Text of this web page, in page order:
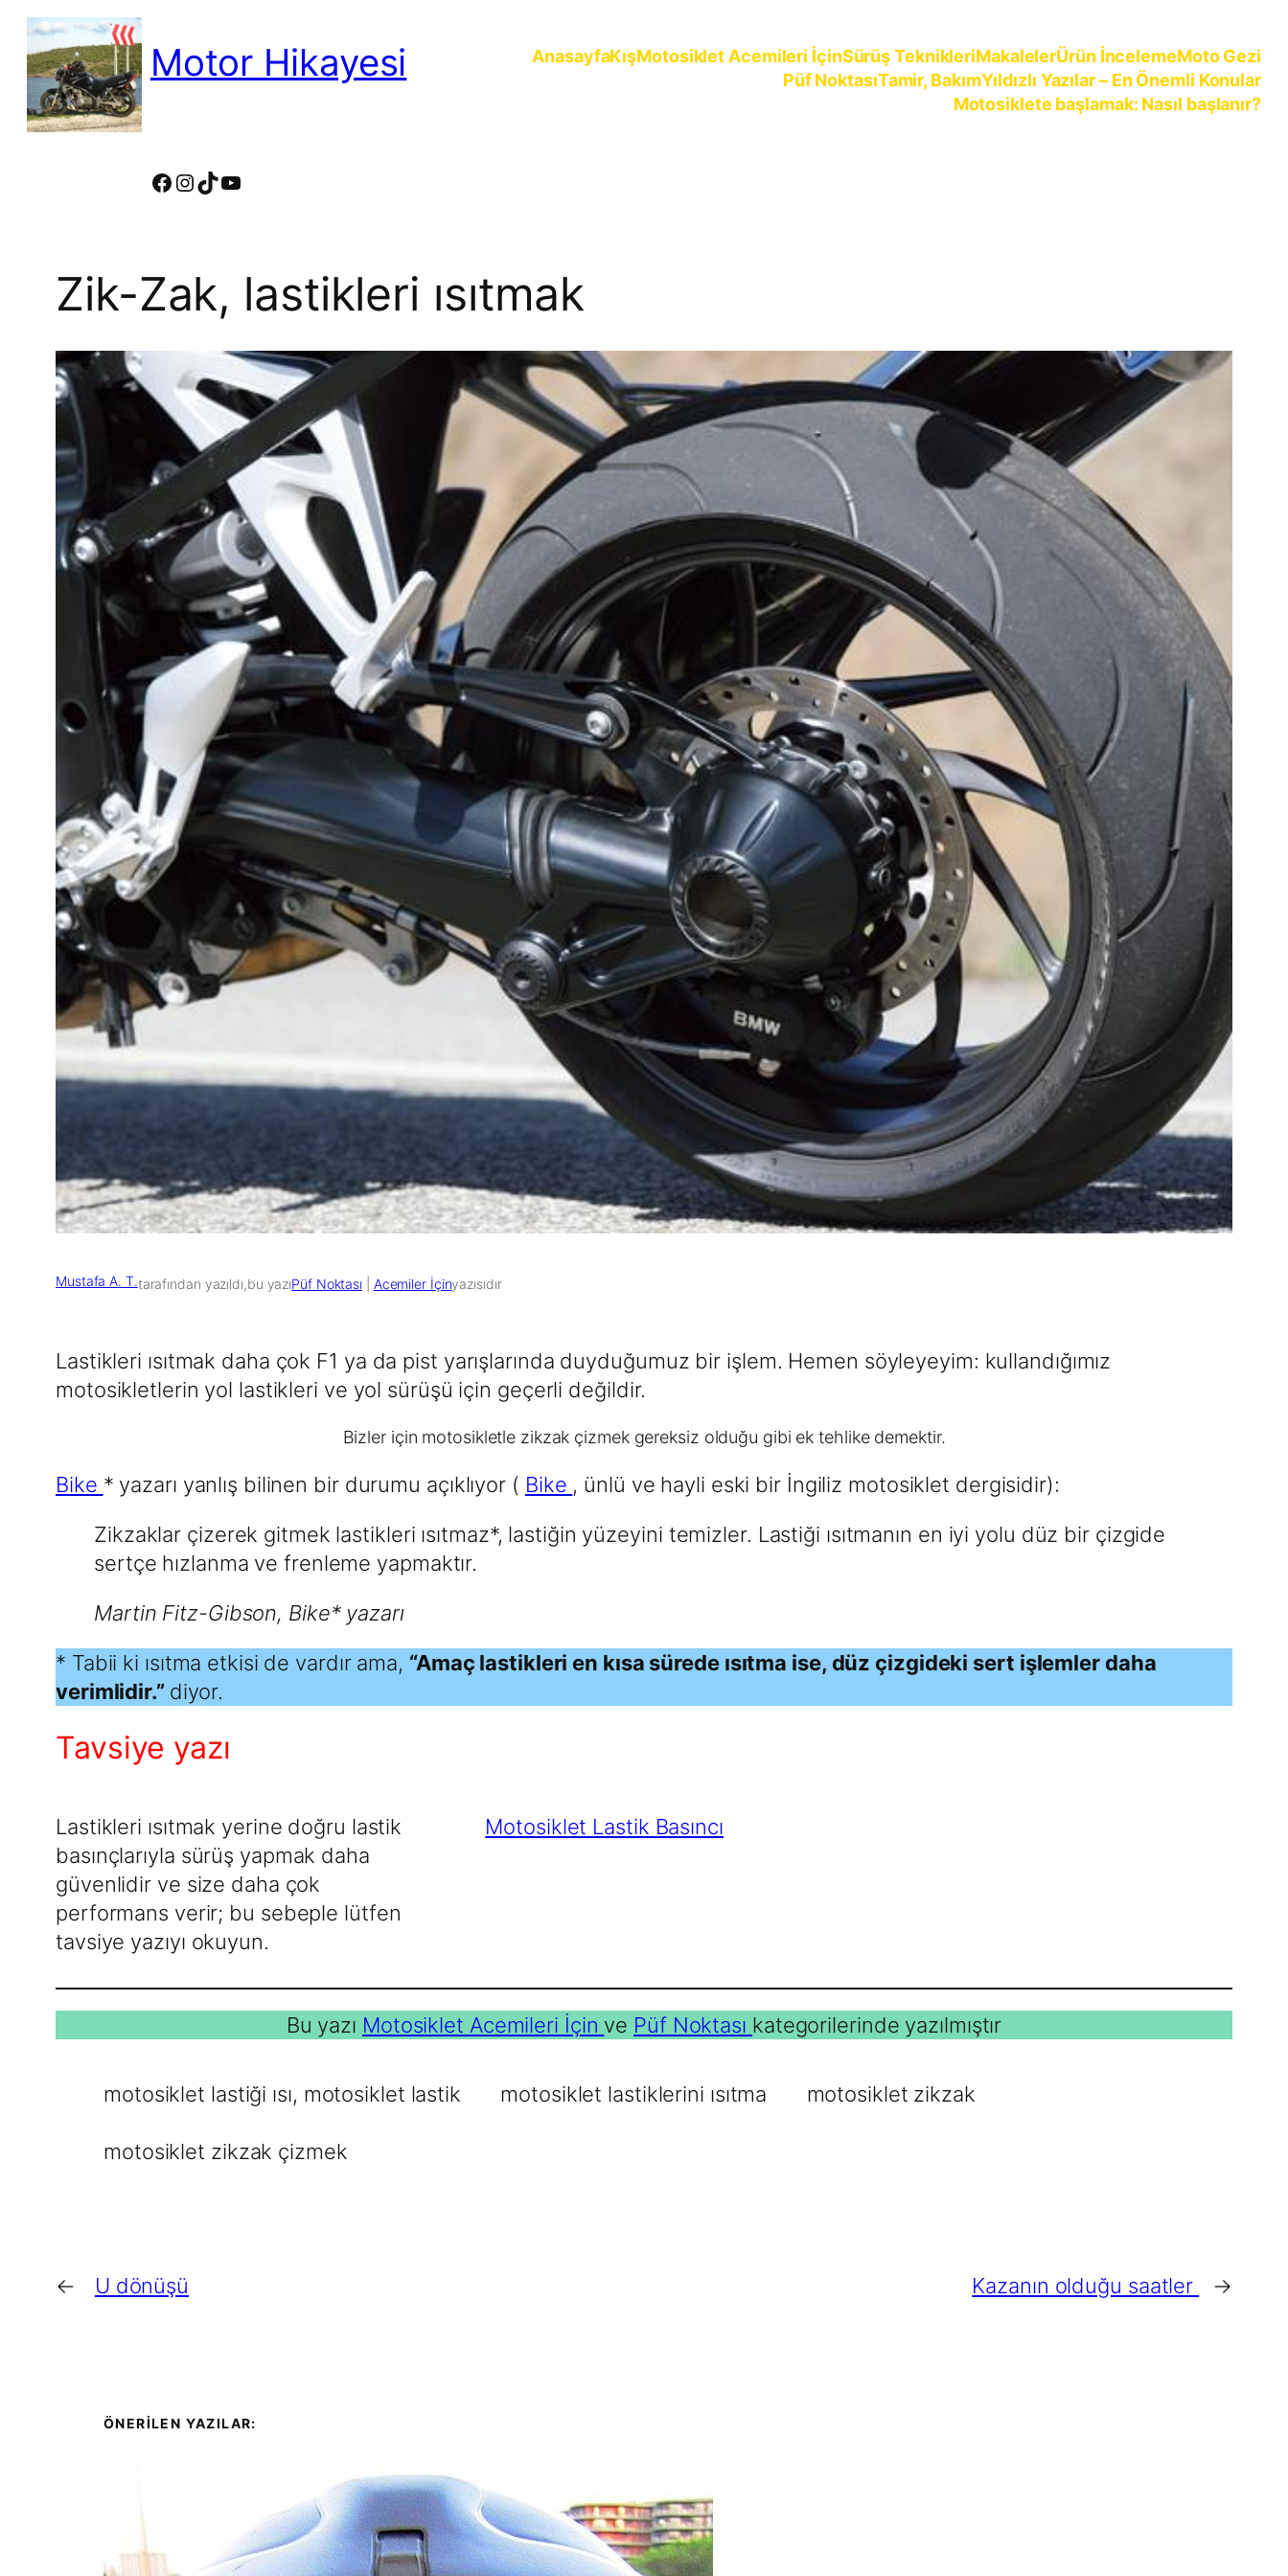
İçeriğe
geç
Motor Hikayesi
Facebook InstagramTikTok YouTube
AnasayfaKışMotosiklet Acemileri İçinSürüş TeknikleriMakalelerÜrün İncelemeMoto Gezi
Püf NoktasıTamir, BakımYıldızlı Yazılar – En Önemli Konular
Motosiklete başlamak: Nasıl başlanır?
Zik-Zak, lastikleri ısıtmak
Mustafa A. T.tarafından yazıldı,bu yazıPüf Noktası Acemiler İçinyazısıdır
Lastikleri ısıtmak daha çok F1 ya da pist yarışlarında duyduğumuz bir işlem. Hemen söyleyeyim: kullandığımız
motosikletlerin yol lastikleri ve yol sürüşü için geçerli değildir.
Bizler için motosikletle zikzak çizmek gereksiz olduğu gibi ek tehlike demektir.
Bike * yazarı yanlış bilinen bir durumu açıklıyor ( Bike , ünlü ve hayli eski bir İngiliz motosiklet dergisidir):
Zikzaklar çizerek gitmek lastikleri ısıtmaz*, lastiğin yüzeyini temizler. Lastiği ısıtmanın en iyi yolu düz bir çizgide
sertçe hızlanma ve frenleme yapmaktır.
Martin Fitz-Gibson, Bike* yazarı
* Tabii ki ısıtma etkisi de vardır ama, “Amaç lastikleri en kısa sürede ısıtma ise, düz çizgideki sert işlemler daha
verimlidir.” diyor.
Tavsiye yazı
Lastikleri ısıtmak yerine doğru lastik
basınçlarıyla sürüş yapmak daha
güvenlidir ve size daha çok
performans verir; bu sebeple lütfen
tavsiye yazıyı okuyun.
Motosiklet Lastik Basıncı
Bu yazı Motosiklet Acemileri İçin ve Püf Noktası kategorilerinde yazılmıştır
motosiklet lastiği ısı, motosiklet lastik motosiklet lastiklerini ısıtma motosiklet zikzak
motosiklet zikzak çizmek
← U dönüşü Kazanın olduğu saatler →
ÖNERİLEN YAZILAR: